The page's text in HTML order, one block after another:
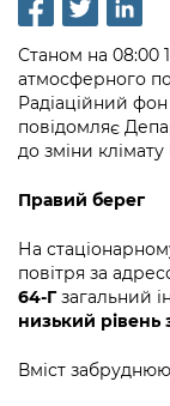
Рішення та
Проєкти
Рішення
Контактна
Графік
Вакансії
Освіта та
Дороги,
Навколишнє
Бізнес та
Фінанси та
Безпека та
Громадська
Відкритий
Контактний
Допомога
Інформація
Подати
Проекти
Питання і
інформацію
Порядок
Медіагалерея
КМДА /
from the
Accreditation
Подати
Submitting a
Зйомки в
стану /
Портал
Станом на 08:00
атмосферного
Радіаційний
повідомляє
до зміни
Правий берег
На
повітря за
64-Гзагальний
низький рівень
Вміст